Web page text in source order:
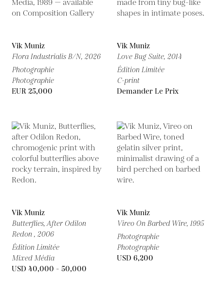
Vik Muniz
Flora Industrialis B/N, 2026
Photographie
Photographie
EUR 25,000
Vik Muniz
Love Bug Suite, 2014
Édition Limitée
C-print
Demander Le Prix
Vik Muniz
Butterflies, After Odilon
Redon , 2006
Édition Limitée
Mixed Média
USD 40,000 - 50,000
Vik Muniz
Vireo On Barbed Wire, 1995
Photographie
Photographie
USD 6,200